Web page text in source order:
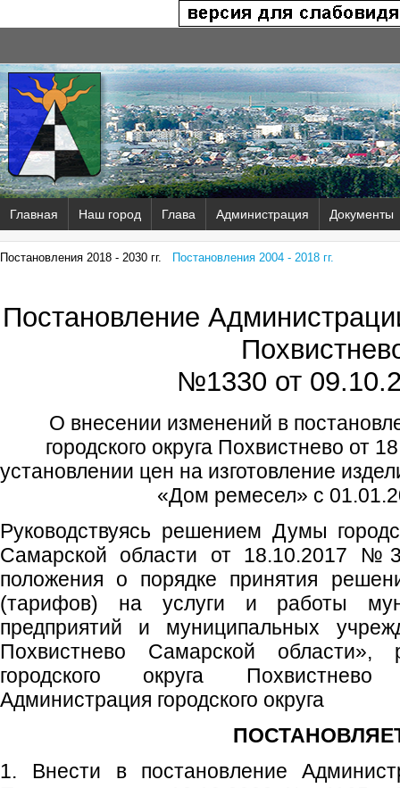
Главная Наш город Глава Администрация Документы
Постановления 2018 - 2030 гг. Постановления 2004 - 2018 гг.
Постановление
№1330 от
О внесении изменений в
городского округа Похвистнево от
установлении цен на изготовление
«Дом ремесел» с
Руководствуясь решением Думы
Самарской области от 18.10.2017
положения о порядке принятия
(тарифов) на услуги и работы
предприятий и муниципальных
Похвистнево Самарской области»,
городского округа
Администрация городского округа
1. Внести в постановление